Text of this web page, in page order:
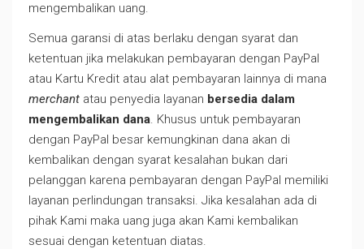
mengembalikan uang.
Semua garansi di atas berlaku dengan syarat dan
ketentuan jika melakukan pembayaran dengan PayPal
atau Kartu Kredit atau alat pembayaran lainnya di mana
merchant atau penyedia layanan bersedia dalam
mengembalikan dana . Khusus untuk pembayaran
dengan PayPal besar kemungkinan dana akan di
kembalikan dengan syarat kesalahan bukan dari
pelanggan karena pembayaran dengan PayPal memiliki
layanan perlindungan transaksi. Jika kesalahan ada di
pihak Kami maka uang juga akan Kami kembalikan
sesuai dengan ketentuan diatas.